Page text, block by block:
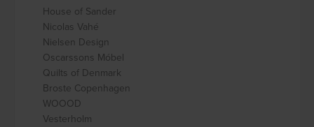
House of Sander
Nicolas Vahé
Nielsen Design
Oscarssons Móbel
Quilts of Denmark
Broste Copenhagen
WOOOD
Vesterholm